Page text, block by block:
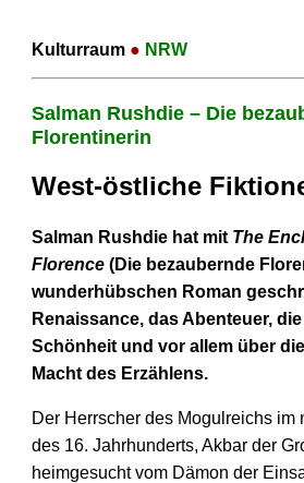
Kulturraum ● NRW
Salman Rushdie – Die
Florentinerin
West-östliche
Salman Rushdie hat mit The
Florence(Die bezaubernde
wunderhübschen Roman
Renaissance, das Abenteuer,
Schönheit und vor allem über
Macht des Erzählens.
Der Herrscher des Mogulreichs im
des 16. Jahrhunderts, Akbar der
heimgesucht vom Dämon der